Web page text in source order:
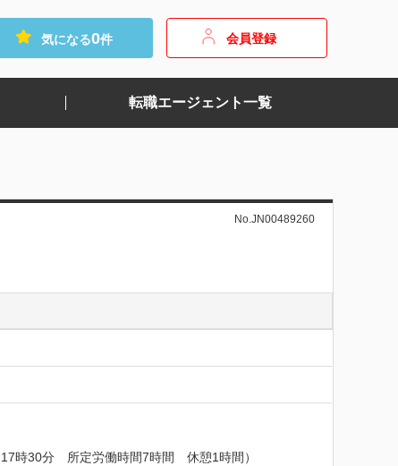
気になる0件 会員登録
転職エージェント一覧
No.JN00489260
時30分　所定労働時間7時間　休憩1時間）